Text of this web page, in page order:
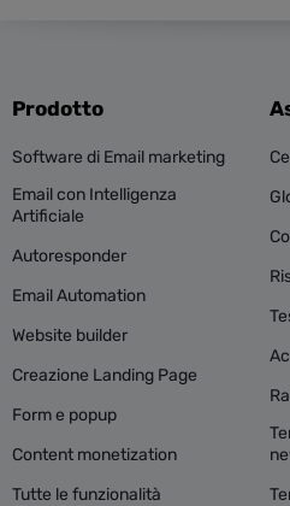
Prodotto
Software di Email marketing
Email con Intelligenza
Artificiale
Autoresponder
Email Automation
Website builder
Creazione Landing Page
Form e popup
Content monetization
Tutte le funzionalità